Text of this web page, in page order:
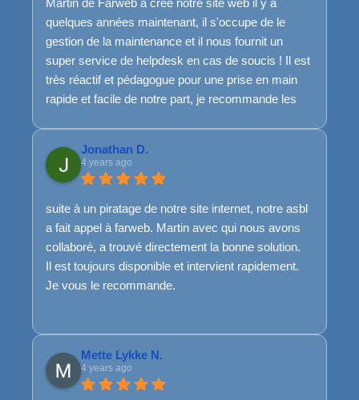
Merci encore et encore pour ce travail de qualité !
Bref, si je pouvais mettre plus que 5 étoiles, je
l'aurai mis :)
Martin de Farweb a créé notre site web il y a
quelques années maintenant, il s'occupe de le
gestion de la maintenance et il nous fournit un
super service de helpdesk en cas de soucis ! Il est
très réactif et pédagogue pour une prise en main
rapide et facile de notre part, je recommande les
Jonathan D.
4 years ago
suite à un piratage de notre site internet, notre asbl
a fait appel à farweb. Martin avec qui nous avons
collaboré, a trouvé directement la bonne solution.
Il est toujours disponible et intervient rapidement.
Je vous le recommande.
Mette Lykke N.
4 years ago